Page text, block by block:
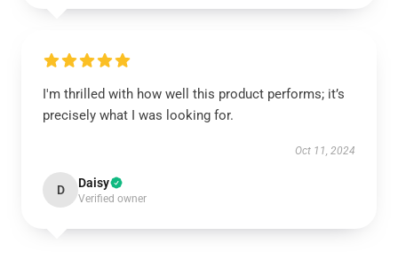
I'm thrilled with how well this product performs; it’s
precisely what I was looking for.
Oct 11, 2024
D Daisy
Verified owner